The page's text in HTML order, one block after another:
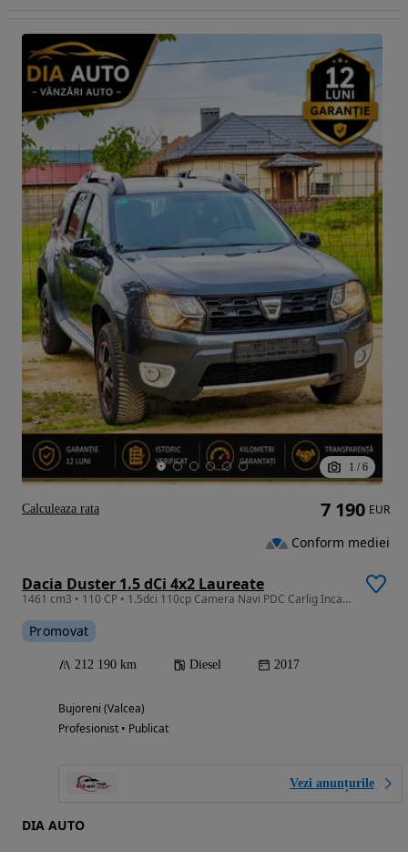
1 / 6
Dacia Duster 1.5 dCi 4x2 Laureate
1461 cm3 • 110 CP • 1.5dci 110cp Camera Navi PDC Carlig Incalzire scaune Webasto
Promovat
212 190 km Diesel 2017
Bujoreni (Valcea)
Profesionist • Publicat
Vezi anunțurile
DIA AUTO
7 190 EUR
Conform mediei
Calculeaza rata